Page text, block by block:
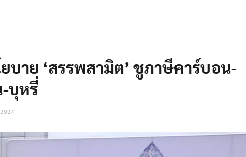
ยบาย ‘สรรพสามิต’ ชูภาษีคาร์บอน-
-บุหรี่